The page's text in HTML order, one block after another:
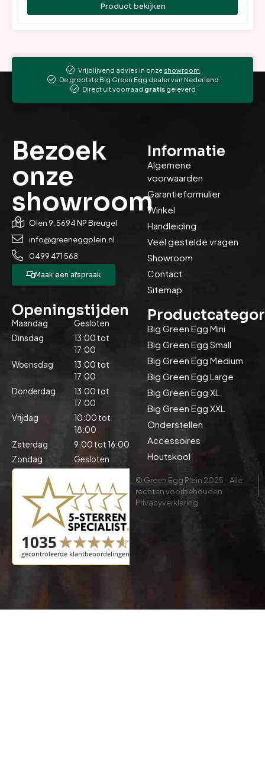
Product bekijken
Vrijblijvend advies in onze showroom
De grootste Big Green Egg dealer van Nederland
Direct uit voorraad gratis geleverd
Bezoek
onze
showroom
Olen 9, 5694 NP Breugel
info@greeneggplein.nl
0499 471 568
Maak een afspraak
Openingstijden
Maandag
Gesloten
Dinsdag
13:00 tot
17:00
Woensdag
13:00 tot
17:00
Donderdag
13:00 tot
17:00
Vrijdag
10:00 tot
18:00
Zaterdag
9:00 tot 16:00
Zondag
Gesloten
Informatie
Algemene
voorwaarden
Garantieformulier
Winkel
Handleiding
Veel gestelde vragen
Showroom
Contact
Sitemap
Big Green Egg Mini
Big Green Egg Small
Big Green Egg Medium
Big Green Egg Large
Big Green Egg XL
Big Green Egg XXL
Onderstellen
Accessoires
Houtskool
© Green Egg Plein 2025 - Alle
rechten voorbehouden
Privacyverklaring